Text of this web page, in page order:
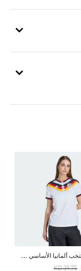
ق
ميص منتخب ألمانيا الأساسي لعام 2026
Price Reduced From
KD 39.75
To